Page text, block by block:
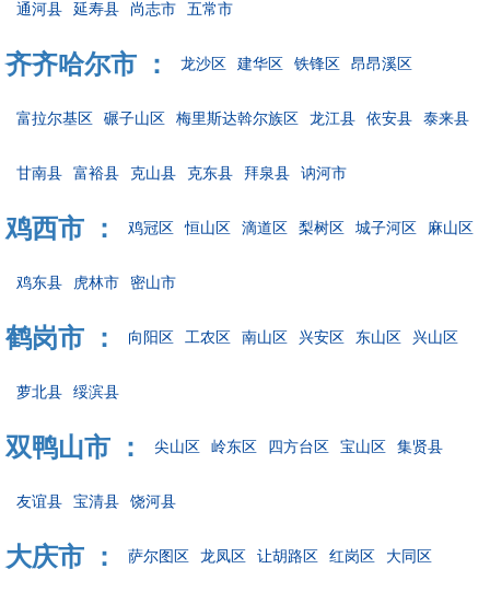
通河县 延寿县 尚志市 五常市
齐齐哈尔市 ： 龙沙区 建华区 铁锋区 昂昂溪区
富拉尔基区 碾子山区 梅里斯达斡尔族区 龙江县 依安县 泰来县
甘南县 富裕县 克山县 克东县 拜泉县 讷河市
鸡西市 ： 鸡冠区 恒山区 滴道区 梨树区 城子河区 麻山区
鸡东县 虎林市 密山市
鹤岗市 ： 向阳区 工农区 南山区 兴安区 东山区 兴山区
萝北县 绥滨县
双鸭山市 ： 尖山区 岭东区 四方台区 宝山区 集贤县
友谊县 宝清县 饶河县
大庆市 ： 萨尔图区 龙凤区 让胡路区 红岗区 大同区